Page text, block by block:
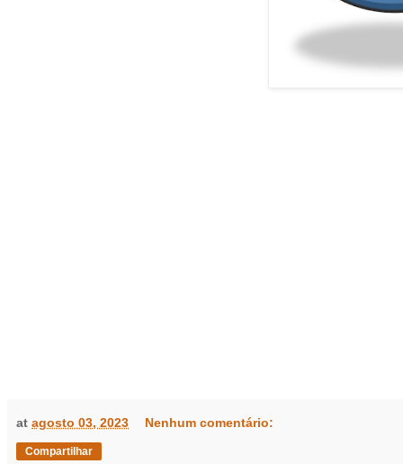
at agosto 03, 2023 Nenhum comentário:
Compartilhar